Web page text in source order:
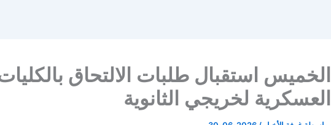
الخميس استقبال طلبات الالتحاق
العسكرية لخريجي الثانوية